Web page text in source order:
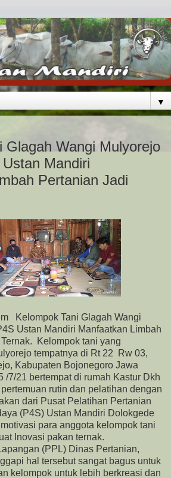
▼
Glagah Wangi Mulyorejo
Mandiri
Pertanian Jadi
Kelompok Tani Glagah Wangi
Ustan Mandiri Manfaatkan Limbah
Kelompok tani yang
tempatnya di Rt 22 Rw 03,
Kabupaten Bojonegoro Jawa
/7/21 bertempat di rumah Kastur Dkh
rutin dan pelatihan dengan
dari Pusat Pelatihan Pertanian
(P4S) Ustan Mandiri Dolokgede
para anggota kelompok tani
Inovasi pakan ternak.
(PPL) Dinas Pertanian,
hal tersebut sangat bagus untuk
kelompok untuk lebih berkreasi dan